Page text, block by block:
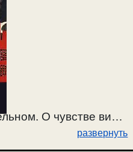
О чувстве вины
или люди
развернуть